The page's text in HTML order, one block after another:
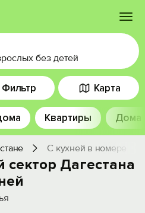
без детей
Фильтр Карта
Квартиры Дома
С кухней в номере
сектор Дагестана